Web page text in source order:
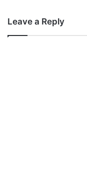
Leave a Reply